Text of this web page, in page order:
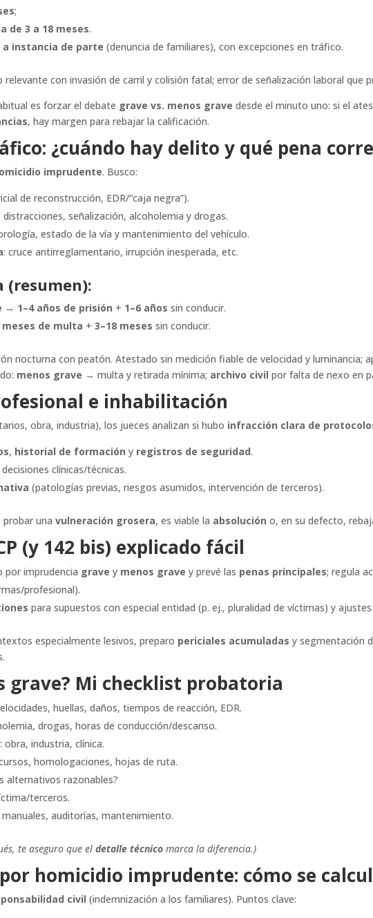
;
de 3 a 18 meses.
a instancia de parte (denuncia de familiares), con excepciones en tráfico.
relevante con invasión de carril y colisión fatal; error de señalización laboral
es forzar el debate grave vs. menos grave desde el minuto uno: si el
, hay margen para rebajar la calificación.
¿cuándo hay delito y qué pena
imprudente. Busco:
de reconstrucción, EDR/“caja negra”).
distracciones, señalización, alcoholemia y drogas.
estado de la vía y mantenimiento del vehículo.
: cruce antirreglamentario, irrupción inesperada, etc.
(resumen):
→ 1–4 años de prisión + 1–6 años sin conducir.
meses de multa +3–18 meses sin conducir.
nocturna con peatón. Atestado sin medición fiable de velocidad y luminancia;
menos grave → multa y retirada mínima; archivo civil por falta de nexo en
e inhabilitación
obra, industria), los jueces analizan si hubo infracción clara de
, historial de formación y registros de seguridad.
clínicas/técnicas.
(patologías previas, riesgos asumidos, intervención de terceros).
probar unavulneración grosera, es viable la absolución o, en su defecto,
(y 142 bis) explicado fácil
por imprudencia grave y menos grave y prevé las penas principales; regula
profesional).
para supuestos con especial entidad (p. ej., pluralidad de víctimas) y
especialmente lesivos, preparo periciales acumuladas y segmentación
grave? Mi checklist probatoria
huellas, daños, tiempos de reacción, EDR.
drogas, horas de conducción/descanso.
: obra, industria, clínica.
homologaciones, hojas de ruta.
alternativos razonables?
terceros.
manuales, auditorías, mantenimiento.
te aseguro que eldetalle técnico marca la diferencia.)
homicidio imprudente: cómo se
civil (indemnización a los familiares). Puntos clave: